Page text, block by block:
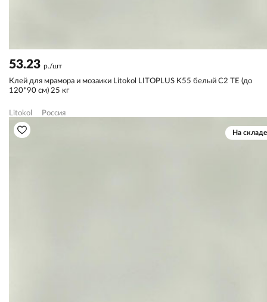
53.23 р./шт
Клей для мрамора и мозаики Litokol LITOPLUS K55 белый С2 TЕ (до
120*90 см) 25 кг
Litokol Россия
На складе